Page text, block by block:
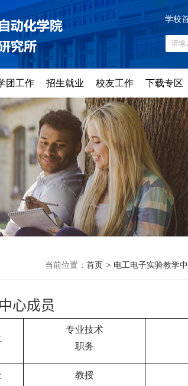
学校
团工作 招生就业 校友工作 下载专区
当前位置： 首页 > 电工电子实验教学
中心成员
专业技术
职务
教授